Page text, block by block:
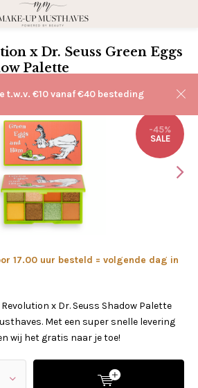
t.w.v. €10 vanaf €40 besteding
x Dr. Seuss Green Eggs
Palette
-45%
SALE
17.00 uur besteld = volgende dag in
x Dr. Seuss Shadow Palette
Met een super snelle levering
wij het gratis naar je toe!